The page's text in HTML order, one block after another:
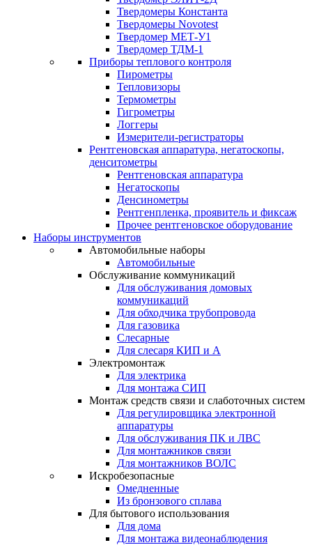
Твердомеры Константа
Твердомеры Novotest
Твердомер МЕТ-У1
Твердомер ТДМ-1
Приборы теплового контроля
Пирометры
Тепловизоры
Термометры
Гигрометры
Логгеры
Измерители-регистраторы
Рентгеновская аппаратура, негатоскопы,
денситометры
Рентгеновская аппаратура
Негатоскопы
Денсинометры
Рентгенпленка, проявитель и фиксаж
Прочее рентгеновское оборудование
Наборы инструментов
Автомобильные наборы
Автомобильные
Обслуживание коммуникаций
Для обслуживания домовых
коммуникаций
Для обходчика трубопровода
Для газовика
Слесарные
Для слесаря КИП и А
Электромонтаж
Для электрика
Для монтажа СИП
Монтаж средств связи и слаботочных систем
Для регулировщика электронной
аппаратуры
Для обслуживания ПК и ЛВС
Для монтажников связи
Для монтажников ВОЛС
Искробезопасные
Омедненные
Из бронзового сплава
Для бытового использования
Для дома
Для монтажа видеонаблюдения